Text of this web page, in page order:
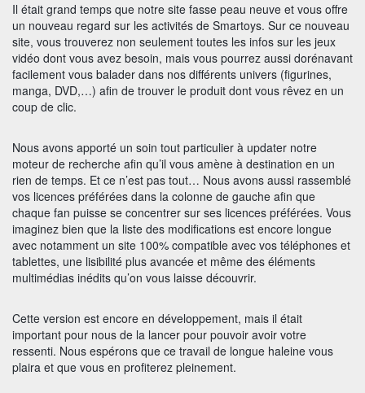
Il était grand temps que notre site fasse peau neuve et vous offre
un nouveau regard sur les activités de Smartoys. Sur ce nouveau
site, vous trouverez non seulement toutes les infos sur les jeux
vidéo dont vous avez besoin, mais vous pourrez aussi dorénavant
facilement vous balader dans nos différents univers (figurines,
manga, DVD,…) afin de trouver le produit dont vous rêvez en un
coup de clic.
Nous avons apporté un soin tout particulier à updater notre
moteur de recherche afin qu’il vous amène à destination en un
rien de temps. Et ce n’est pas tout… Nous avons aussi rassemblé
vos licences préférées dans la colonne de gauche afin que
chaque fan puisse se concentrer sur ses licences préférées. Vous
imaginez bien que la liste des modifications est encore longue
avec notamment un site 100% compatible avec vos téléphones et
tablettes, une lisibilité plus avancée et même des éléments
multimédias inédits qu’on vous laisse découvrir.
Cette version est encore en développement, mais il était
important pour nous de la lancer pour pouvoir avoir votre
ressenti. Nous espérons que ce travail de longue haleine vous
plaira et que vous en profiterez pleinement.